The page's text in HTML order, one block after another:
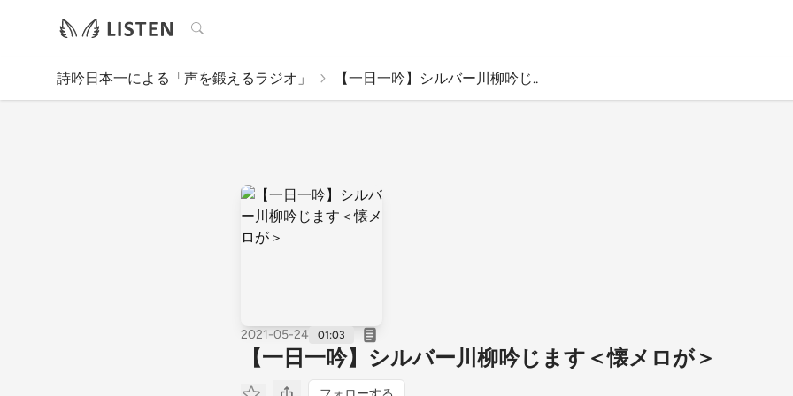
検索
詩吟日本一による「声を鍛えるラジオ」 【一日一吟】シルバー川柳吟じ..
2021-05-24 01:03
【一日一吟】シルバー川柳吟じます＜懐メロが＞